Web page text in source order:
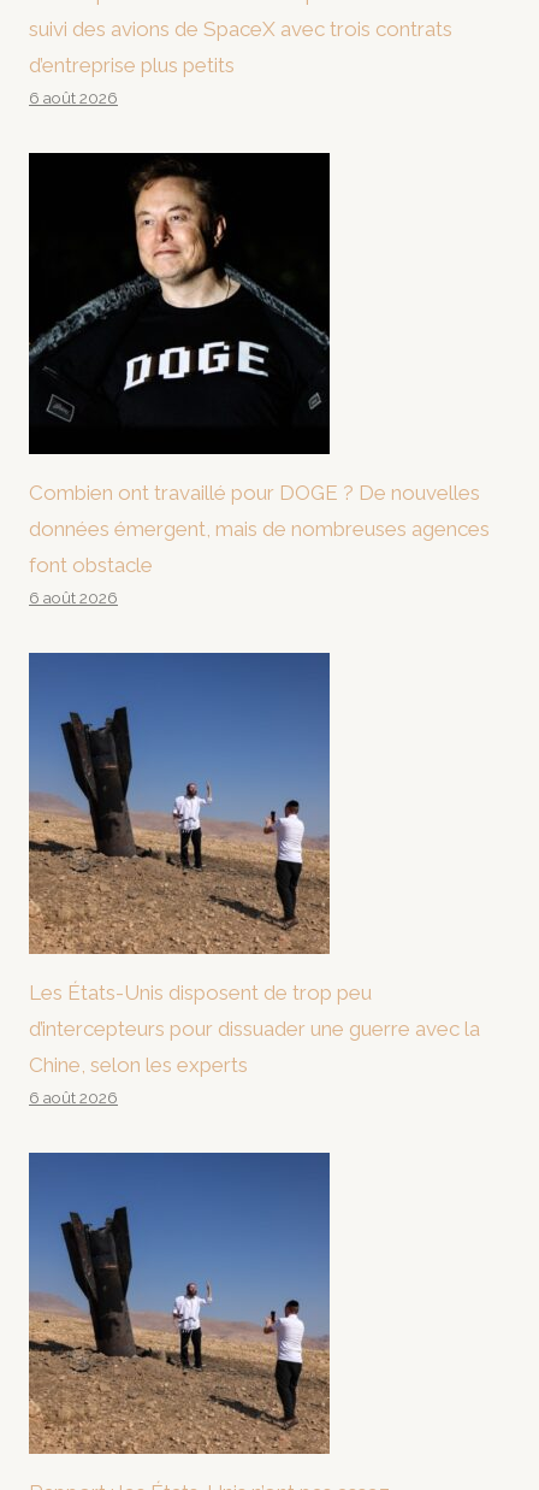
suivi des avions de SpaceX avec trois contrats
d’entreprise plus petits
6 août 2026
Combien ont travaillé pour DOGE ? De nouvelles
données émergent, mais de nombreuses agences
font obstacle
6 août 2026
Les États-Unis disposent de trop peu
d’intercepteurs pour dissuader une guerre avec la
Chine, selon les experts
6 août 2026